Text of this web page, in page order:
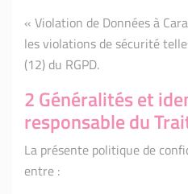
« Violation de Données à
les violations de sécurité
(12) du RGPD.
2 Généralités et
responsable du
La présente politique de
entre :